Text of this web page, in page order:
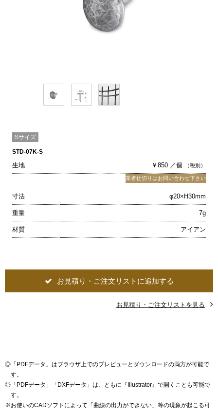
Sサイズ
STD-07K-S
生地 ￥850 ／個 （税別）
業者仕切りはお問い合わせ下さい
寸法 φ20×H30mm
重量 7g
材質 アイアン
お見積り・ご注文リストに追加する
お見積り・ご注文リストを見る
◎ 「PDFデータ」はブラウザ上でのプレビューとダウンロードの両方が可能で
す。
◎ 「PDFデータ」「DXFデータ」は、ともに『Illustrator』で開くことも可能で
す。
※お使いのCADソフトによって「曲線の出力ができない」等の現象が起こる可